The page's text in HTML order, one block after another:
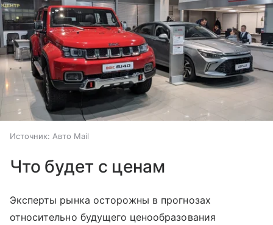
Источник: Авто Mail
Что будет с ценам
Эксперты рынка осторожны в прогнозах
относительно будущего ценообразования